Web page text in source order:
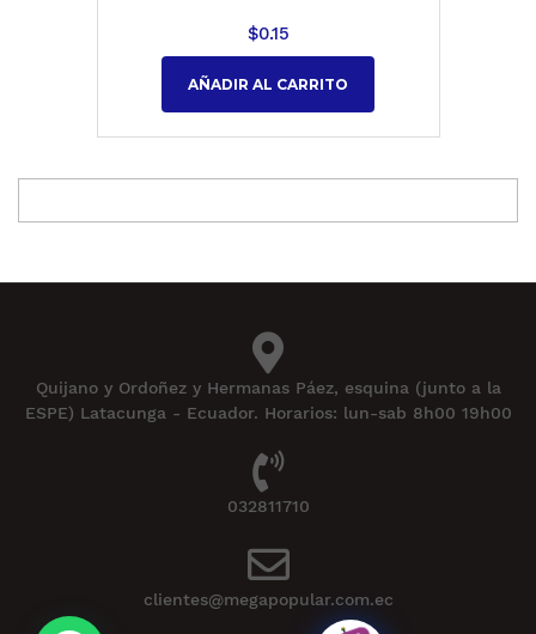
$0.15
AÑADIR AL CARRITO
Quijano y Ordoñez y Hermanas Páez, esquina (junto a la
ESPE) Latacunga - Ecuador. Horarios: lun-sab 8h00 19h00
032811710
clientes@megapopular.com.ec